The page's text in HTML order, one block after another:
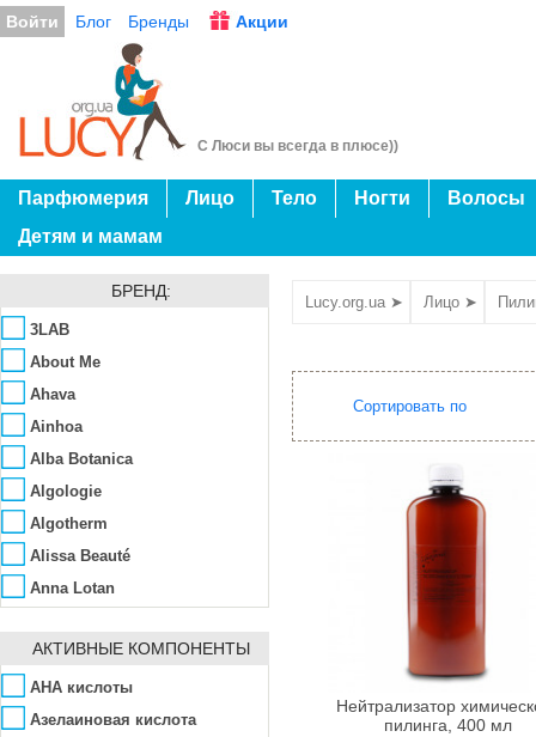
Войти Блог Бренды Акции
С Люси вы всегда в плюсе))
Парфюмерия Лицо Тело Ногти
Волосы
Детям и мамам
БРЕНД:
3LAB
About Me
Ahava
Ainhoa
Alba Botanica
Algologie
Algotherm
Alissa Beauté
Anna Lotan
Arkana
Avalon Organics
Babe Laboratorios
АКТИВНЫЕ КОМПОНЕНТЫ
AHA кислоты
Азелаиновая кислота
Lucy.org.ua ➤ Лицо ➤
Сортировать по
Нейтрализатор
пилинга, 400 мл